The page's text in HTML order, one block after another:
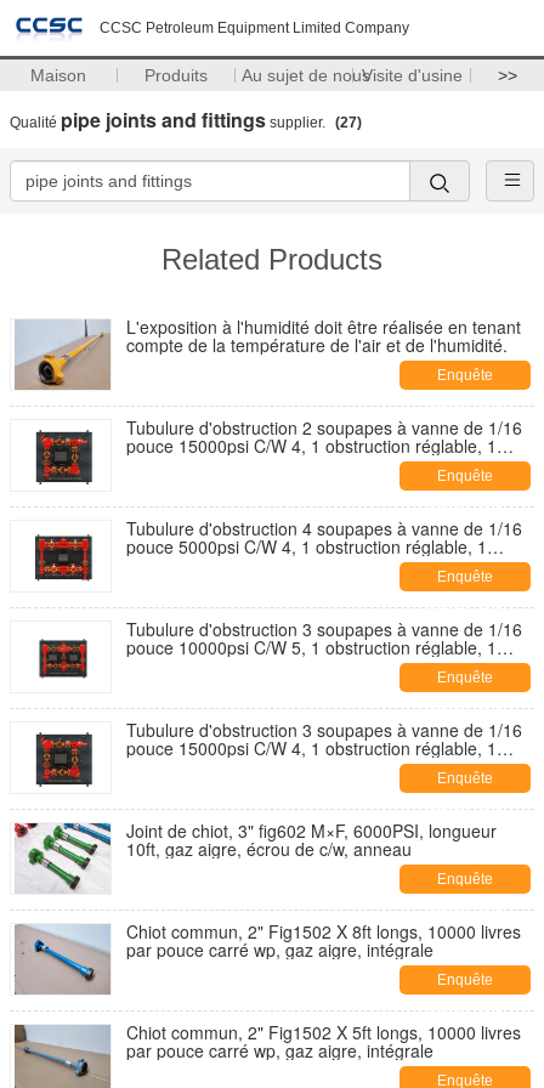
CCSC Petroleum Equipment Limited Company
Maison Produits Au sujet de nousVisite d'usine >>
Qualité pipe joints and fittings supplier. (27)
Related Products
L'exposition à l'humidité doit être réalisée en tenant
compte de la température de l'air et de l'humidité.
Enquête
maintenant
Tubulure d'obstruction 2 soupapes à vanne de 1/16
pouce 15000psi C/W 4, 1 obstruction réglable, 1
Enquête
maintenant
Tubulure d'obstruction 4 soupapes à vanne de 1/16
pouce 5000psi C/W 4, 1 obstruction réglable, 1
Enquête
maintenant
Tubulure d'obstruction 3 soupapes à vanne de 1/16
pouce 10000psi C/W 5, 1 obstruction réglable, 1
Enquête
maintenant
Tubulure d'obstruction 3 soupapes à vanne de 1/16
pouce 15000psi C/W 4, 1 obstruction réglable, 1
Enquête
maintenant
Joint de chiot, 3" fig602 M×F, 6000PSI, longueur
10ft, gaz aigre, écrou de c/w, anneau
Enquête
maintenant
Chiot commun, 2" Fig1502 X 8ft longs, 10000 livres
par pouce carré wp, gaz aigre, intégrale
Enquête
maintenant
Chiot commun, 2" Fig1502 X 5ft longs, 10000 livres
par pouce carré wp, gaz aigre, intégrale
Enquête